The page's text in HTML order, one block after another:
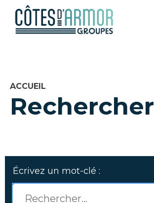
ACCUEIL
Rechercher
Écrivez un mot-clé :